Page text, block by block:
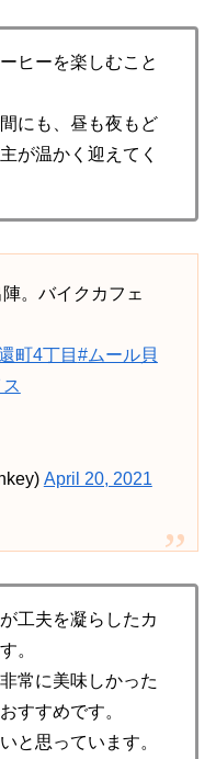
ヒーを楽しむこと
にも、昼も夜もど
が温かく迎えてく
。バイクカフェ
町4丁目 #ムール貝
April 20, 2021
工夫を凝らしたカ
。
常に美味しかった
すすめです。
と思っています。